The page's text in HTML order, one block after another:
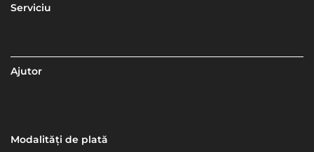
Serviciu
Ajutor
Modalități de plată